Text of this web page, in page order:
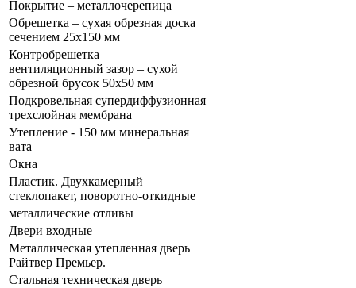
Покрытие – металлочерепица
Обрешетка – сухая обрезная доска
сечением 25x150 мм
Контробрешетка –
вентиляционный зазор – сухой
обрезной брусок 50x50 мм
Подкровельная супердиффузионная
трехслойная мембрана
Утепление - 150 мм минеральная
вата
Окна
Пластик. Двухкамерный
стеклопакет, поворотно-откидные
металлические отливы
Двери входные
Металлическая утепленная дверь
Райтвер Премьер.
Стальная техническая дверь